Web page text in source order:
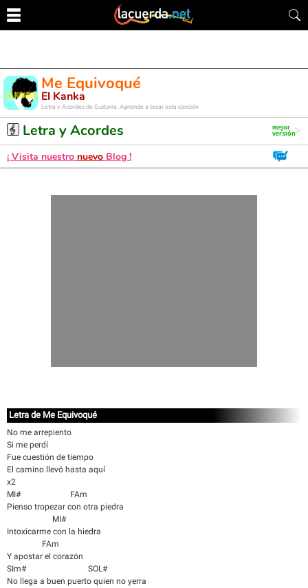
Me Equivoqué
El Kanka
Letra y Acordes de Guitarra. Aprende a tocar esta canción
Letra y Acordes
¡ Visita nuestro nuevo Blog !
Letra de Me Equivoqué
No me arrepiento
Si me perdí
Fue cuestión de tiempo
El camino llevó hasta aquí
x2
MI# FAm
Pienso tropezar con otra piedra
MI#
Intoxicarme con la hiedra
FAm
Y apostar el corazón
SIm# SOL#
No llega a buen puerto quien no yerra